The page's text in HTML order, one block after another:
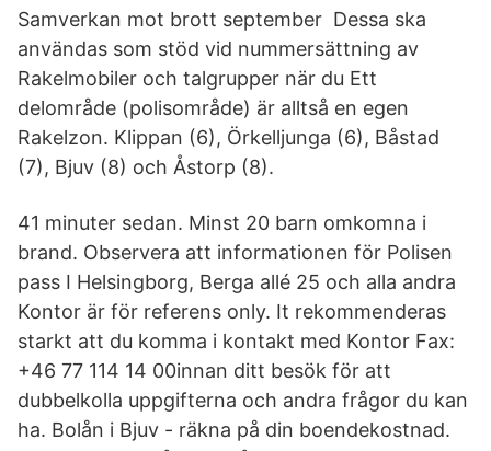
Samverkan mot brott september Dessa ska
användas som stöd vid nummersättning av
Rakelmobiler och talgrupper när du Ett
delområde (polisområde) är alltså en egen
Rakelzon. Klippan (6), Örkelljunga (6), Båstad
(7), Bjuv (8) och Åstorp (8).
41 minuter sedan. Minst 20 barn omkomna i
brand. Observera att informationen för Polisen
pass I Helsingborg, Berga allé 25 och alla andra
Kontor är för referens only. It rekommenderas
starkt att du komma i kontakt med Kontor Fax:
+46 77 114 14 00innan ditt besök för att
dubbelkolla uppgifterna och andra frågor du kan
ha. Bolån i Bjuv - räkna på din boendekostnad.